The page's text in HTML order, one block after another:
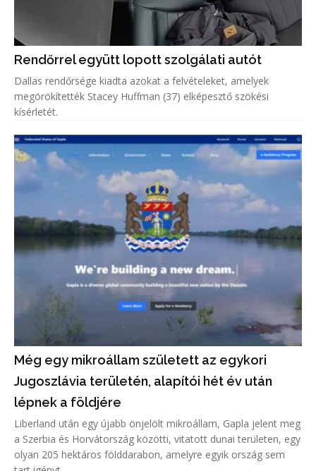
Rendőrrel együtt lopott szolgálati autót
Dallas rendőrsége kiadta azokat a felvételeket, amelyek
megörökítették Stacey Huffman (37) elképesztő szökési
kísérletét.
Még egy mikroállam született az egykori
Jugoszlávia területén, alapítói hét év után
lépnek a földjére
Liberland után egy újabb önjelölt mikroállam, Gapla jelent meg
a Szerbia és Horvátország közötti, vitatott dunai területen, egy
olyan 205 hektáros földdarabon, amelyre egyik ország sem